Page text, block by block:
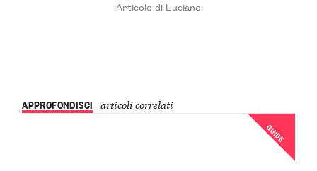
Articolo di Luciano
APPROFONDISCI articoli correlati
GUIDE